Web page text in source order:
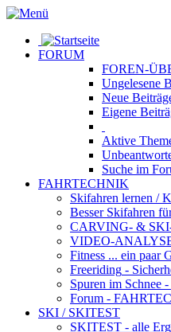
FORUM
FOREN-
Ungelesene
Neue
Eigene
Aktive
Suche im
FAHRTECHNIK
Skifahren lernen /
Besser Skifahren
CARVING- &
VIDEO-
Fitness ... ein paar
Freeriding -
Spuren im Schnee -
Forum -
SKI / SKITEST
SKITEST - alle